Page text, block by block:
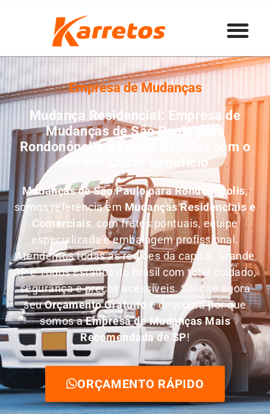
Empresa de Mudanças
Mudança Residencial: Empresa de
Mudanças de São Paulo para
Rondonópolis e Fretes Rápidos com o
Melhor Custo-Benefício
Mudanças de São Paulo para Rondonópolis,
somos referência emMudanças Residenciais e
Comerciais, com fretes pontuais, equipe
especializada e embalagem profissional.
Atendemos todas as regiões da capital, Grande
SP e Todos Estados do Brasil com total cuidado,
segurança e preços acessíveis. Solicite agora
seuOrçamento Gratuito
e descubra por que
somos aEmpresa de Mudanças Mais
Recomendada de SP!
ORÇAMENTO RÁPIDO